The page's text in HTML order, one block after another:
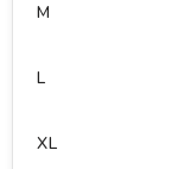
M
L
XL